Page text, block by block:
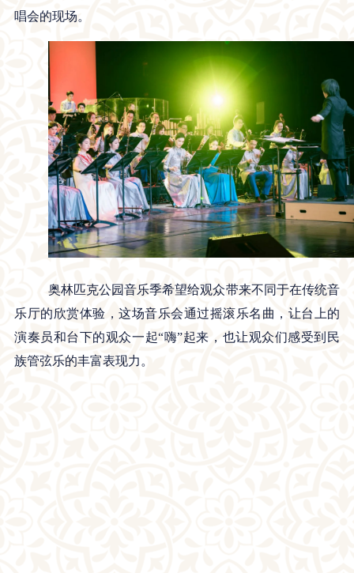
唱会的现场。
奥林匹克公园音乐季希望给观众带来不同于在传统音
乐厅的欣赏体验，这场音乐会通过摇滚乐名曲，让台上的
演奏员和台下的观众一起“嗨”起来，也让观众们感受到民
族管弦乐的丰富表现力。